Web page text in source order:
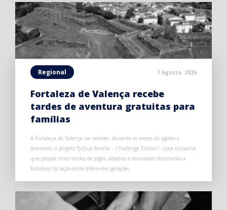
Regional 7 Agosto, 2026
Fortaleza de Valença recebe
tardes de aventura gratuitas para
famílias
A Fortaleza de Valença vai receber, durante os meses de agosto e
setembro, o projeto “[a]tua família – Challenge Edition”, uma iniciativa
que propõe cinco tardes de jogos, desafios e atividades destinadas a
fortalecer os laços entre diferentes gerações.